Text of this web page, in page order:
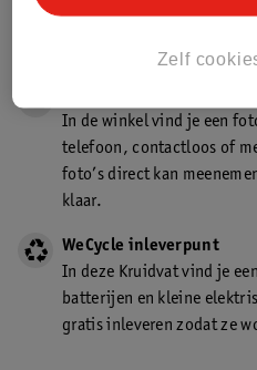
winkel én online!
In de winkel vind je een
telefoon, contactloos of
foto’s direct kan
klaar.
WeCycle inleverpunt
In deze Kruidvat vind je
batterijen en kleine
gratis inleveren zodat ze
Zelf